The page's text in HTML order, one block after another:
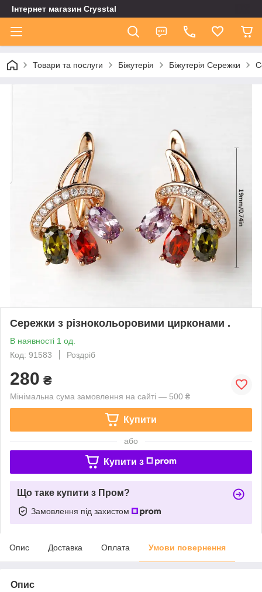
Інтернет магазин Сrysstal
Товари та послуги Біжутерія Біжутерія Сережки
Сережки з різнокольоровими цирконами .
В наявності 1 од.
Код: 91583
Роздріб
280 ₴
Мінімальна сума замовлення на сайті — 500 ₴
Купити
або
Купити з
Що таке купити з Пром?
Замовлення під захистом
Опис Доставка Оплата Умови повернення
Опис